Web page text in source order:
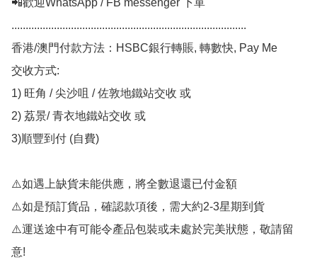
📲歡迎WhatsApp / FB messenger 下單
...................................................................................
香港/澳門付款方法：HSBC銀行轉賬, 轉數快, Pay Me
交收方式:
1) 旺角 / 尖沙咀 / 佐敦地鐵站交收 或
2) 荔景/ 青衣地鐵站交收 或
3)順豐到付 (自費)
⚠️如遇上缺貨未能供應，將全數退還已付金額
⚠️如是預訂貨品，確認款項後，需大約2-3星期到貨
⚠️運送途中有可能令產品包裝或未處於完美狀態，敬請留
意!